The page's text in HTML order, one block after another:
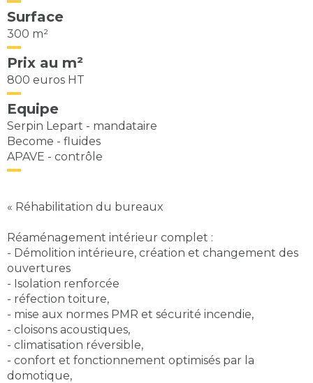
Surface
300 m²
Prix au m²
800 euros HT
Equipe
Serpin Lepart - mandataire
Become - fluides
APAVE - contrôle
« Réhabilitation du bureaux
Réaménagement intérieur complet :
- Démolition intérieure, création et changement des
ouvertures
- Isolation renforcée
- réfection toiture,
- mise aux normes PMR et sécurité incendie,
- cloisons acoustiques,
- climatisation réversible,
- confort et fonctionnement optimisés par la
domotique,